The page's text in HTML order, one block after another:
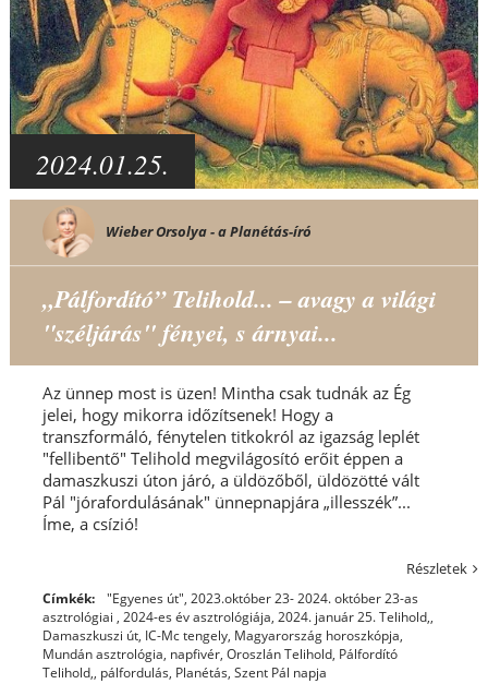
2024.01.25.
Wieber Orsolya - a Planétás-író
„Pálfordító” Telihold... – avagy a világi
"széljárás" fényei, s árnyai...
Az ünnep most is üzen! Mintha csak tudnák az Ég
jelei, hogy mikorra időzítsenek! Hogy a
transzformáló, fénytelen titkokról az igazság leplét
"fellibentő" Telihold megvilágosító erőit éppen a
damaszkuszi úton járó, a üldözőből, üldözötté vált
Pál "jórafordulásának" ünnepnapjára „illesszék”...
Íme, a csízió!
Részletek
Címkék: "Egyenes út", 2023.október 23- 2024. október 23-as
asztrológiai , 2024-es év asztrológiája, 2024. január 25. Telihold,,
Damaszkuszi út, IC-Mc tengely, Magyarország horoszkópja,
Mundán asztrológia, napfivér, Oroszlán Telihold, Pálfordító
Telihold,, pálfordulás, Planétás, Szent Pál napja